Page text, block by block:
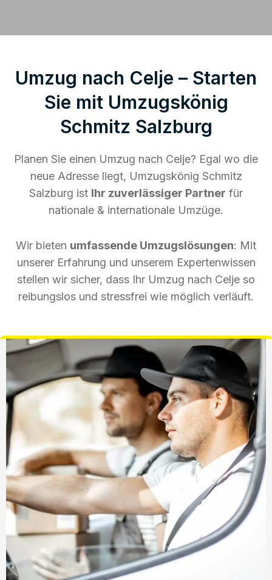
Umzug nach Celje – Starten
Sie mit Umzugskönig
Schmitz Salzburg
Planen Sie einen Umzug nach Celje? Egal wo die
neue Adresse liegt, Umzugskönig Schmitz
Salzburg ist Ihr zuverlässiger Partner für
nationale & internationale Umzüge.
Wir bieten umfassende Umzugslösungen: Mit
unserer Erfahrung und unserem Expertenwissen
stellen wir sicher, dass Ihr Umzug nach Celje so
reibungslos und stressfrei wie möglich verläuft.